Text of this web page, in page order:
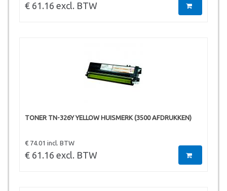
€ 61.16 excl. BTW
TONER TN-326Y YELLOW HUISMERK (3500 AFDRUKKEN)
€ 74.01 incl. BTW
€ 61.16 excl. BTW